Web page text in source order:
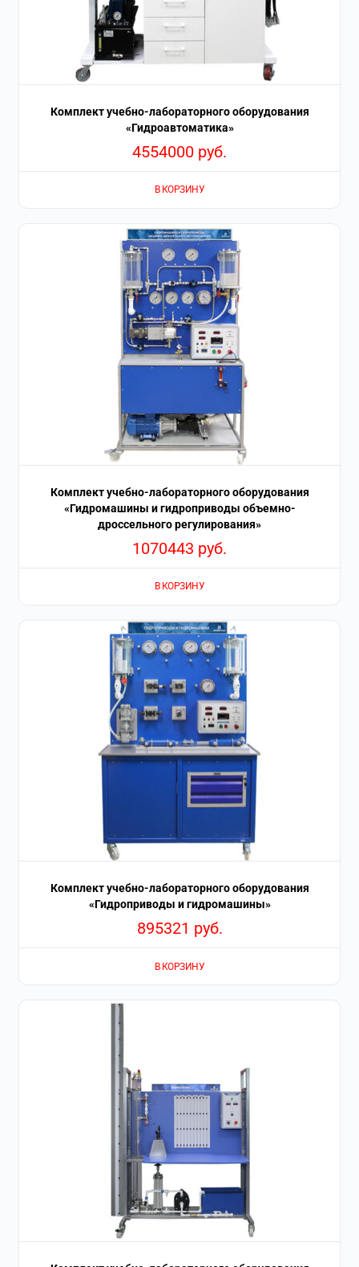
Комплект учебно-лабораторного оборудования
«Гидроавтоматика»
4554000 руб.
В КОРЗИНУ
Комплект учебно-лабораторного оборудования
«Гидромашины и гидроприводы объемно-
дроссельного регулирования»
1070443 руб.
В КОРЗИНУ
Комплект учебно-лабораторного оборудования
«Гидроприводы и гидромашины»
895321 руб.
В КОРЗИНУ